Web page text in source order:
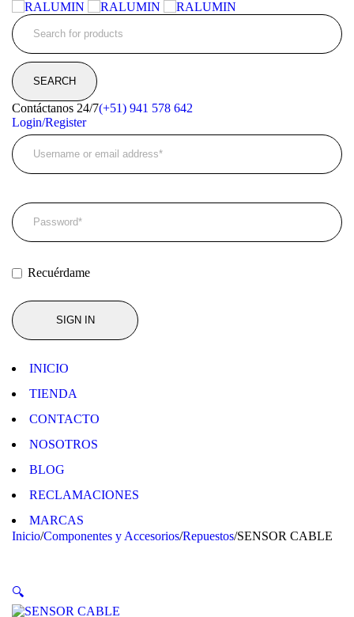
Contáctanos 24/7(+51) 941 578 642
Login/Register
Recuérdame
INICIO
TIENDA
CONTACTO
NOSOTROS
BLOG
RECLAMACIONES
MARCAS
Inicio/Componentes y Accesorios/Repuestos/SENSOR CABLE
🔍